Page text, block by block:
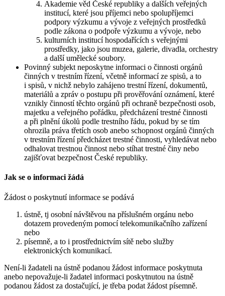
Akademie věd České republiky a dalších veřejných
institucí, které jsou příjemci nebo spolupříjemci
podpory výzkumu a vývoje z veřejných prostředků
podle zákona o podpoře výzkumu a vývoje, nebo
kulturních institucí hospodařících s veřejnými
prostředky, jako jsou muzea, galerie, divadla, orchestry
a další umělecké soubory.
Povinný subjekt neposkytne informaci o činnosti orgánů
činných v trestním řízení, včetně informací ze spisů, a to
i spisů, v nichž nebylo zahájeno trestní řízení, dokumentů,
materiálů a zpráv o postupu při prověřování oznámení, které
vznikly činností těchto orgánů při ochraně bezpečnosti osob,
majetku a veřejného pořádku, předcházení trestné činnosti
a při plnění úkolů podle trestního řádu, pokud by se tím
ohrozila práva třetích osob anebo schopnost orgánů činných
v trestním řízení předcházet trestné činnosti, vyhledávat nebo
odhalovat trestnou činnost nebo stíhat trestné činy nebo
zajišťovat bezpečnost České republiky.
Jak se o informaci žádá
Žádost o poskytnutí informace se podává
ústně, tj osobní návštěvou na příslušném orgánu nebo
dotazem provedeným pomocí telekomunikačního zařízení
nebo
písemně, a to i prostřednictvím sítě nebo služby
elektronických komunikací.
Není-li žadateli na ústně podanou žádost informace poskytnuta
anebo nepovažuje-li žadatel informaci poskytnutou na ústně
podanou žádost za dostačující, je třeba podat žádost písemně.